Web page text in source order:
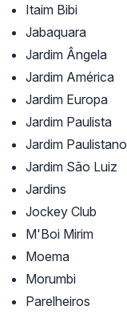
Itaim Bibi
Jabaquara
Jardim Ângela
Jardim América
Jardim Europa
Jardim Paulista
Jardim Paulistano
Jardim São Luiz
Jardins
Jockey Club
M'Boi Mirim
Moema
Morumbi
Parelheiros